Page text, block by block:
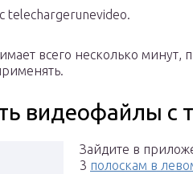
telechargerunevideo.
всего несколько минут,
видеофайлы с
Зайдите в
3 полоскам в